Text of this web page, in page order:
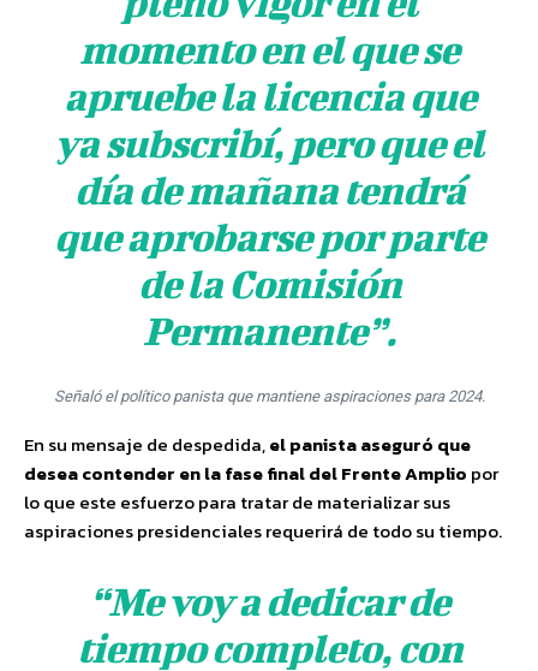
momento en el que se
apruebe la licencia que
ya subscribí, pero que el
día de mañana tendrá
que aprobarse por parte
de la Comisión
Permanente”.
Señaló el político panista que mantiene aspiraciones para 2024.
En su mensaje de despedida,el panista aseguró que
desea contender en la fase final del Frente Amplio por
lo que este esfuerzo para tratar de materializar sus
aspiraciones presidenciales requerirá de todo su tiempo.
“Me voy a dedicar de
tiempo completo, con